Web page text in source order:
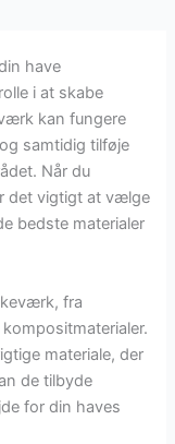
have
i at skabe
kan fungere
samtidig tilføje
Når du
det vigtigt at vælge
bedste materialer
fra
materiale, der
de tilbyde
for din haves